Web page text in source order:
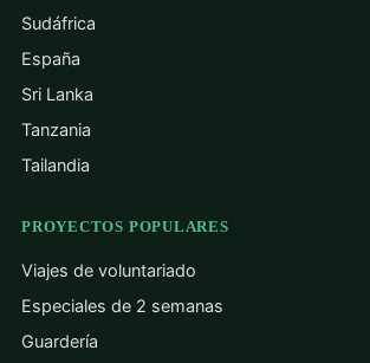
Sudáfrica
España
Sri Lanka
Tanzania
Tailandia
PROYECTOS POPULARES
Viajes de voluntariado
Especiales de 2 semanas
Guardería